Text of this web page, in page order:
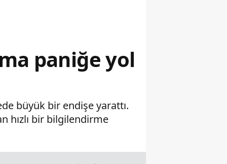
paniğe yol
büyük bir endişe yarattı.
hızlı bir bilgilendirme